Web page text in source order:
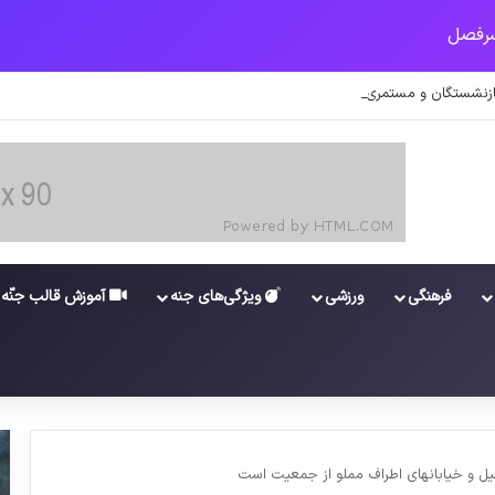
و مستمری بگیران تامین اجتماعی
فرهنگی ورزشی ویژگی‌های جنه آموزش قالب جنّه
و خیابانهای اطراف مملو از جمعیت است